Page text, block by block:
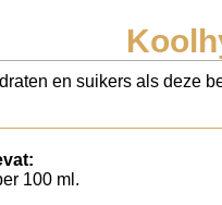
en suikers als deze
100 ml.